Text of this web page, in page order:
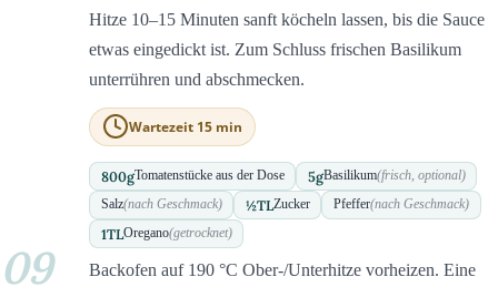
Hitze 10–15 Minuten sanft köcheln lassen, bis die Sauce
etwas eingedickt ist. Zum Schluss frischen Basilikum
unterrühren und abschmecken.
Wartezeit 15 min
800gTomatenstücke aus der Dose 5gBasilikum(frisch, optional)
Salz(nach Geschmack) ½TLZucker Pfeffer(nach Geschmack)
1TLOregano(getrocknet)
09
Backofen auf 190 °C Ober-/Unterhitze vorheizen. Eine